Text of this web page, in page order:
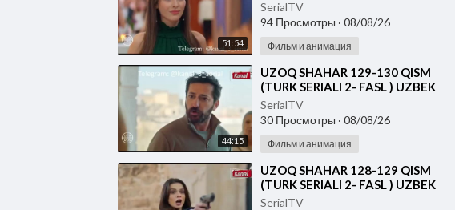
51:54
TILIDA
SerialTV
94 Просмотры · 08/08/26
Фильм и анимация
44:15
⁣UZOQ SHAHAR 129-130 QISM
(TURK SERIALI 2- FASL ) UZBEK
TILIDA
SerialTV
30 Просмотры · 08/08/26
Фильм и анимация
⁣UZOQ SHAHAR 128-129 QISM
(TURK SERIALI 2- FASL ) UZBEK
TILIDA
SerialTV